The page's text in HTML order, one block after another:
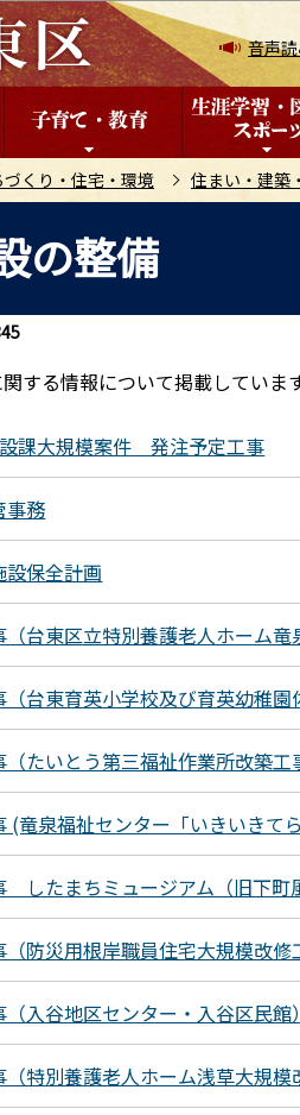
音声
づくり・住宅・環境 住まい・建築
の整備
する情報について掲載しています
課大規模案件 発注予定工事
事務
保全計画
台東区立特別養護老人ホーム竜
台東育英小学校及び育英幼稚園
たいとう第三福祉作業所改築工
(竜泉福祉センター「いきいきて
したまちミュージアム（旧下町
防災用根岸職員住宅大規模改修
入谷地区センター・入谷区民館）
特別養護老人ホーム浅草大規模